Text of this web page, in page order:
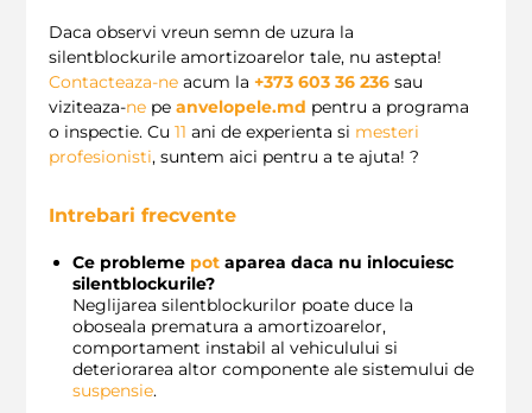
Daca observi vreun semn de uzura la
silentblockurile amortizoarelor tale, nu astepta!
Contacteaza-ne acum la +373 603 36 236 sau
viziteaza-ne pe anvelopele.md pentru a programa
o inspectie. Cu 11 ani de experienta si mesteri
profesionisti, suntem aici pentru a te ajuta! ?️
Intrebari frecvente
Ce probleme pot aparea daca nu inlocuiesc
silentblockurile?
Neglijarea silentblockurilor poate duce la
oboseala prematura a amortizoarelor,
comportament instabil al vehiculului si
deteriorarea altor componente ale sistemului de
suspensie.